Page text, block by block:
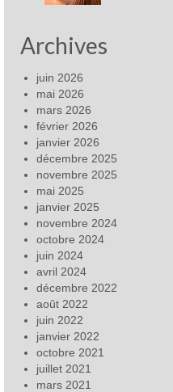
Archives
juin 2026
mai 2026
mars 2026
février 2026
janvier 2026
décembre 2025
novembre 2025
mai 2025
janvier 2025
novembre 2024
octobre 2024
juin 2024
avril 2024
décembre 2022
août 2022
juin 2022
janvier 2022
octobre 2021
juillet 2021
mars 2021